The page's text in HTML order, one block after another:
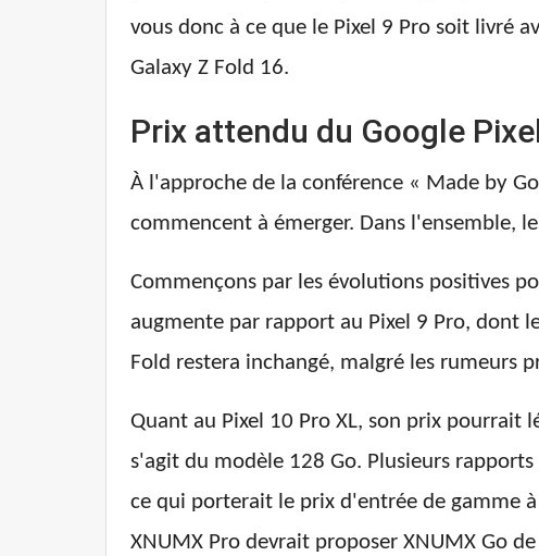
vous donc à ce que le Pixel 9 Pro soit livré
Galaxy Z Fold 16.
Prix attendu du Google
À l'approche de la conférence « Made by
commencent à émerger. Dans l'ensemble,
Commençons par les évolutions positives
augmente par rapport au Pixel 9 Pro, dont
Fold restera inchangé, malgré les rumeurs
Quant au Pixel 10 Pro XL, son prix pourrait
s'agit du modèle 128 Go. Plusieurs
ce qui porterait le prix d'entrée de gamme à
XNUMX Pro devrait proposer XNUMX Go